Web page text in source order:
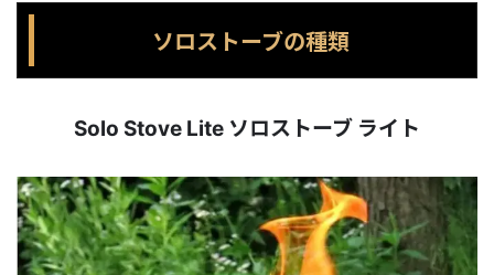
ソロストーブの種類
Solo Stove Lite ソロストーブ ライト